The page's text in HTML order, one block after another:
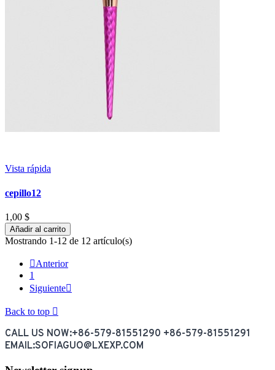
Vista rápida
cepillo12
1,00 $
Añadir al carrito
Mostrando 1-12 de 12 artículo(s)
Anterior
1
Siguiente
Back to top 
CALL US NOW:+86-579-81551290 +86-579-81551291
EMAIL:SOFIAGUO@LXEXP.COM